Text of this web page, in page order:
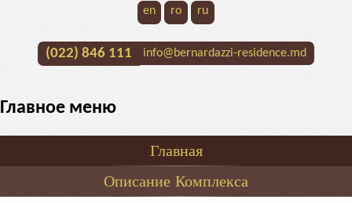
en ro ru
(022) 846 111 info@bernardazzi-residence.md
Главное меню
Главная
Описание Комплекса